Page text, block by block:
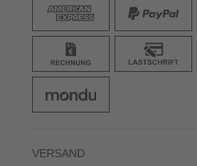
VERSAND